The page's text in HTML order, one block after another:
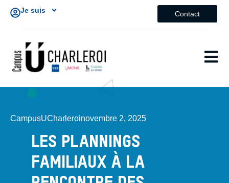
Je suis Contact
CampusUCharleroinovembre 2, 2025
LES PLANNINGS
FAMILIAUX À LA